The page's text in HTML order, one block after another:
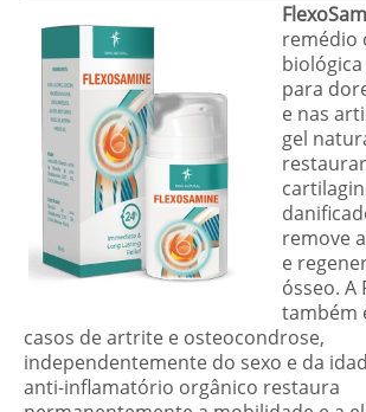
remédio
para
e nas
gel
remove
e
ósseo. A
também
casos de artrite e osteocondrose,
independentemente do sexo e da
anti-inflamatório orgânico restaura